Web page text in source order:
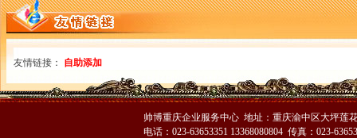
重庆公积金代办公司电话哪里有-家居装修互动问答
渝中区办执照
在杭州开饮食店要什么证-家居装修互动问答
重庆工商登记制度象：申办者钱不够要借高利贷_新闻中心_正义网
渝中区代办营业执照
拆迁安置问题_重庆市公开信箱
新闻动态-重庆慢牛工商咨询有限公司
友情链接： 自助添加
帅博重庆企业服务中心 地址：重庆渝中区大坪莲
电话：023-63653351 13368080804 传真：023-